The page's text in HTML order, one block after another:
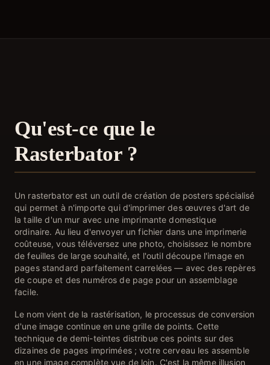
Qu'est-ce que le
Rasterbator ?
Un rasterbator est un outil de création de posters spécialisé
qui permet à n'importe qui d'imprimer des œuvres d'art de
la taille d'un mur avec une imprimante domestique
ordinaire. Au lieu d'envoyer un fichier dans une imprimerie
coûteuse, vous téléversez une photo, choisissez le nombre
de feuilles de large souhaité, et l'outil découpe l'image en
pages standard parfaitement carrelées — avec des repères
de coupe et des numéros de page pour un assemblage
facile.
Le nom vient de la rastérisation, le processus de conversion
d'une image continue en une grille de points. Cette
technique de demi-teintes distribue ces points sur des
dizaines de pages imprimées ; votre cerveau les assemble
en une image complète vue de loin. C'est la même illusion